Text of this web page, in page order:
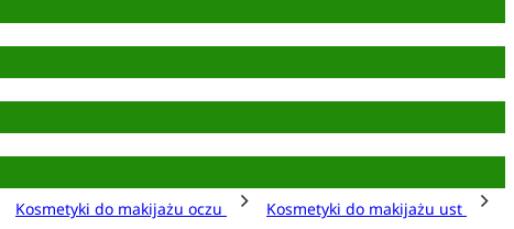
Kosmetyki do makijażu oczu
Kosmetyki do makijażu ust